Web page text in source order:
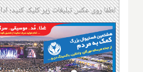
لطفا روی عکس تبلیغات زیر کلیک کنید؛